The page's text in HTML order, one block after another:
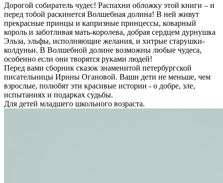
Дорогой собиратель чудес! Распахни обложку этой книги – и
перед тобой раскинется Волшебная долина! В ней живут
прекрасные принцы и капризные принцессы, коварный
король и заботливая мать-королева, добрая сердцем дурнушка
Эльза, эльфы, исполняющие желания, и хитрые старушки-
колдуньи. В Волшебной долине возможны любые чудеса,
особенно если они творятся руками людей!
Перед вами сборник сказок знаменитой петербургской
писательницы Ирины Огановой. Ваши дети не меньше, чем
взрослые, полюбят эти красивые истории - о добре, зле,
испытаниях и подарках судьбы.
Для детей младшего школьного возраста.